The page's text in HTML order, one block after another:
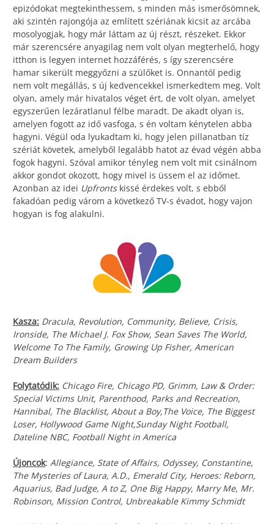
epizódokat megtekinthessem, s minden más ismerősömnek,
aki szintén rajongója az említett szériának kicsit az arcába
mosolyogjak, hogy már láttam az új részt, részeket. Ekkor
már szerencsére anyagilag nem volt olyan megterhelő, hogy
itthon is legyen internet hozzáférés, s így szerencsére
hamar sikerült meggyőzni a szülőket is. Onnantól pedig
nem volt megállás, s új kedvencekkel ismerkedtem meg. Volt
olyan, amely már hivatalos véget ért, de volt olyan, amelyet
egyszerűen lezáratlanul félbe maradt. De akadt olyan is,
amelyen fogott az idő vasfoga, s én voltam kénytelen abba
hagyni. Végül oda lyukadtam ki, hogy jelen pillanatban tíz
szériát követek, amelyből legalább hatot az évad végén abba
fogok hagyni. Szóval amikor tényleg nem volt mit csinálnom
akkor gondot okozott, hogy mivel is üssem el az időmet.
Azonban az idei Upfrontskissé érdekes volt, s ebből
fakadóan pedig várom a következő TV-s évadot, hogy vajon
hogyan is fog alakulni.
Kasza: Dracula, Revolution, Community, Believe, Crisis,
Ironside, The Michael J. Fox Show, Sean Saves The World,
Welcome To The Family, Growing Up Fisher, American
Dream Builders
Folytatódik: Chicago Fire, Chicago PD, Grimm, Law & Order:
Special Victims Unit, Parenthood, Parks and Recreation,
Hannibal, The Blacklist, About a Boy,The Voice, The Biggest
Loser, Hollywood Game Night,Sunday Night Football,
Dateline NBC, Football Night in America
Újoncok: Allegiance, State of Affairs, Odyssey, Constantine,
The Mysteries of Laura, A.D., Emerald City, Heroes: Reborn,
Aquarius, Bad Judge, A to Z, One Big Happy, Marry Me, Mr.
Robinson, Mission Control, Unbreakable Kimmy Schmidt